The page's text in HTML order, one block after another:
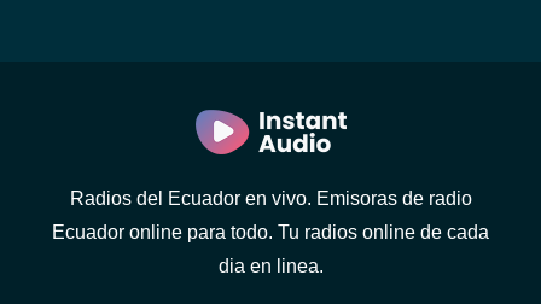
Radios del Ecuador en vivo. Emisoras de radio
Ecuador online para todo. Tu radios online de cada
dia en linea.